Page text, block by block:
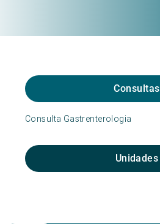
Consultas
Consulta Gastrenterologia
Unidades